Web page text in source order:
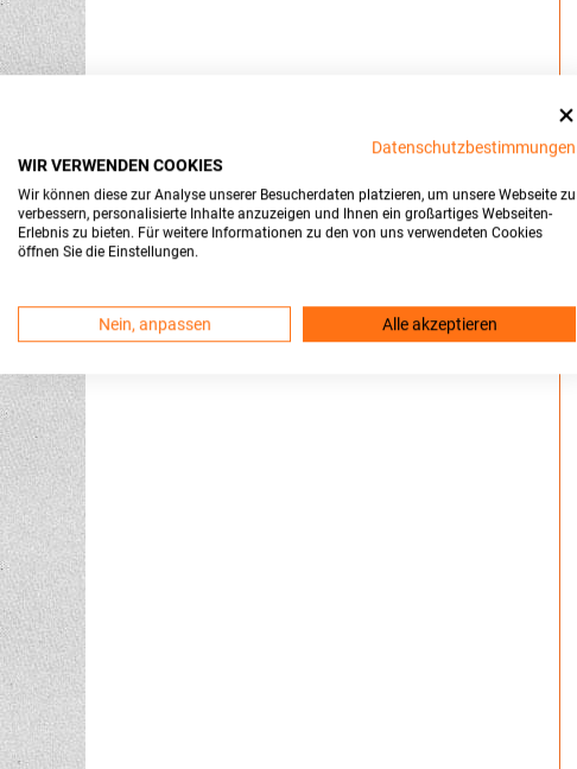
Datenschutzbestimmungen
WIR VERWENDEN COOKIES
Wir können diese zur Analyse unserer Besucherdaten platzieren, um unsere Webseite zu
verbessern, personalisierte Inhalte anzuzeigen und Ihnen ein großartiges Webseiten-
Erlebnis zu bieten. Für weitere Informationen zu den von uns verwendeten Cookies
öffnen Sie die Einstellungen.
Nein, anpassen Alle akzeptieren